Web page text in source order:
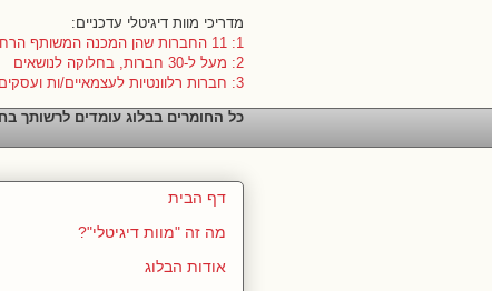
מדריכי מוות דיגיטלי עדכניים:
1: 11 החברות שהן המכנה המשותף הרחב ביותר
2: מעל ל-30 חברות, בחלוקה לנושאים
3: חברות רלוונטיות לעצמאיים/ות ועסקים קטנים
כל החומרים בבלוג עומדים לרשותך
דף הבית
מה זה "מוות דיגיטלי"?
אודות הבלוג